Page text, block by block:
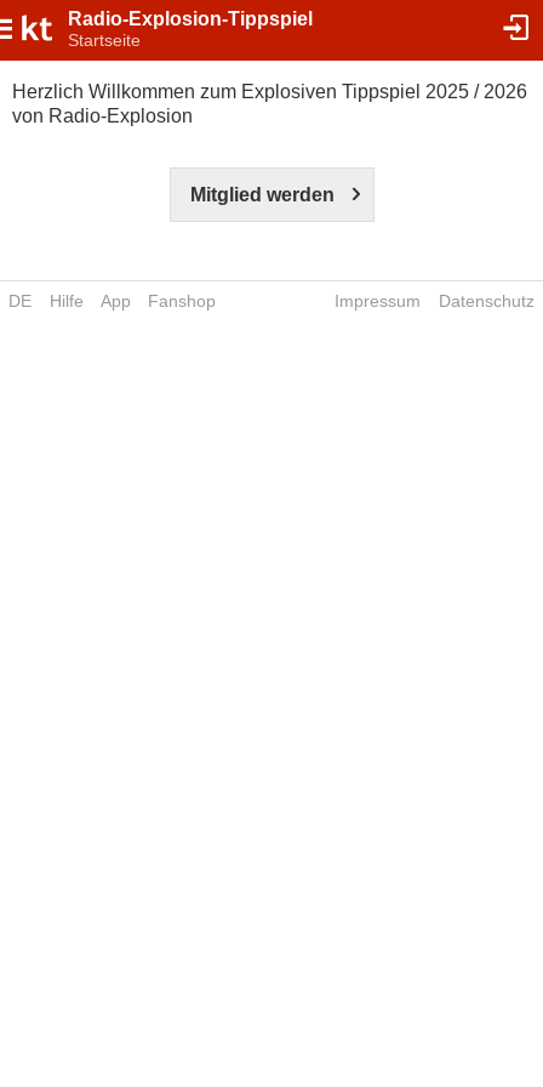
Radio-Explosion-Tippspiel
Startseite
Herzlich Willkommen zum Explosiven Tippspiel 2025 / 2026
von Radio-Explosion
Mitglied werden
DE Hilfe App Fanshop Impressum Datenschutz